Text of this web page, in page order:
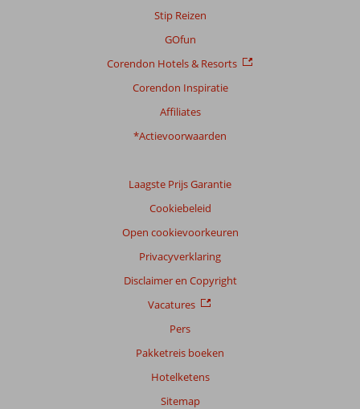
Stip Reizen
GOfun
Corendon Hotels & Resorts
Corendon Inspiratie
Affiliates
*Actievoorwaarden
Laagste Prijs Garantie
Cookiebeleid
Open cookievoorkeuren
Privacyverklaring
Disclaimer en Copyright
Vacatures
Pers
Pakketreis boeken
Hotelketens
Sitemap